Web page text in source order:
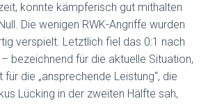
konnte kämpferisch gut mithalten
Die wenigen RWK-Angriffe wurden
verspielt. Letztlich fiel das 0:1 nach
bezeichnend für die aktuelle Situation,
die „ansprechende Leistung“, die
Lücking in der zweiten Hälfte sah,